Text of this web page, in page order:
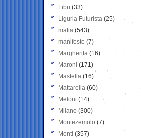
Libri (33)
Liguria Futurista (25)
mafia (543)
manifesto (7)
Margherita (16)
Maroni (171)
Mastella (16)
Mattarella (60)
Meloni (14)
Milano (300)
Montezemolo (7)
Monti (357)